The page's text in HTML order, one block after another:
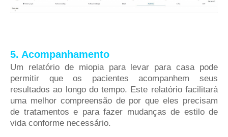
5. Acompanhamento
Um relatório de miopia para levar para casa pode
permitir que os pacientes acompanhem seus
resultados ao longo do tempo. Este relatório facilitará
uma melhor compreensão de por que eles precisam
de tratamentos e para fazer mudanças de estilo de
vida conforme necessário.